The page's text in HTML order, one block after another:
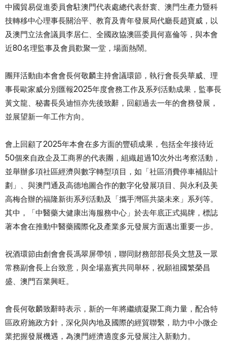
中國貿易促進委員會駐澳門代表處總代表舒寰、澳門生產力暨科
技轉移中心理事長關治平、教育及青年發展局代廳長趙寶威，以
及澳門立法會議員李居仁、全國政協澳區委員何嘉倫等，與本會
近80名理監事及會員歡聚一堂，場面熱鬧。
團拜活動由本會會長何敬麟主持會議環節，執行會長吳華威、理
事長歐家威分別匯報2025年度會務工作及系列活動成果，監事長
黃文龍、秘書長吳迪恒亦先後致辭，回顧過去一年的會務發展，
並展望新一年工作方向。
會上回顧了2025年本會在多方面的豐碩成果，包括全年接待近
50個來自政企及工商界的代表團，組織超過10次外出考察活動，
並舉辦多項社區經濟與數字轉型項目，如「社區消費停車補貼計
劃」、與澳門通及高德地圖合作的數字化發展項目、與永利及美
高梅合辦的福隆新街系列活動及「攜手灣區共築未來」系列等。
其中，「中醫藥大健康出海服務中心」於去年底正式揭牌，標誌
著本會在推動中醫藥國際化及產業多元發展方面邁出重要一步。
祝酒環節由創會會長馮翠屏帶領，聯同財務部部長吳文慧及一眾
常務副會長上台致意，與全場嘉賓共同舉杯，祝願祖國繁榮昌
盛、澳門百業興旺。
會長何敬麟致辭時表示，新的一年將繼續凝聚工商力量，配合特
區政府施政方針，深化與內地及國際的經貿聯繫，助力中小微企
業把握發展機遇，為澳門經濟適度多元發展注入新動力。